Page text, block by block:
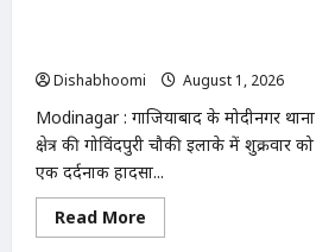
Dishabhoomi
August 1, 2026
Modinagar : गाजियाबाद के मोदीनगर थाना
क्षेत्र की गोविंदपुरी चौकी इलाके में शुक्रवार को
एक दर्दनाक हादसा...
Read More
more